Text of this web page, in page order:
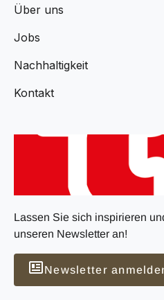
Über uns
Jobs
Nachhaltigkeit
Kontakt
Lassen Sie sich inspirieren
unseren Newsletter an!
Newsletter